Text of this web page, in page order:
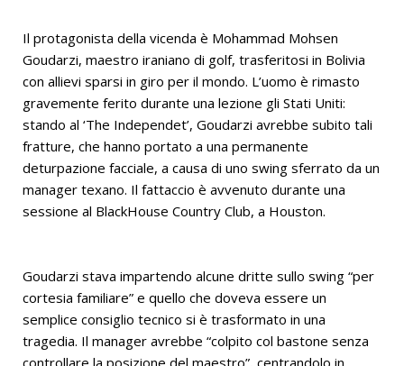
Il protagonista della vicenda è Mohammad Mohsen
Goudarzi, maestro iraniano di golf, trasferitosi in Bolivia
con allievi sparsi in giro per il mondo. L’uomo è rimasto
gravemente ferito durante una lezione gli Stati Uniti:
stando al ‘The Independet’, Goudarzi avrebbe subito tali
fratture, che hanno portato a una permanente
deturpazione facciale, a causa di uno swing sferrato da un
manager texano. Il fattaccio è avvenuto durante una
sessione al BlackHouse Country Club, a Houston.
Goudarzi stava impartendo alcune dritte sullo swing “per
cortesia familiare” e quello che doveva essere un
semplice consiglio tecnico si è trasformato in una
tragedia. Il manager avrebbe “colpito col bastone senza